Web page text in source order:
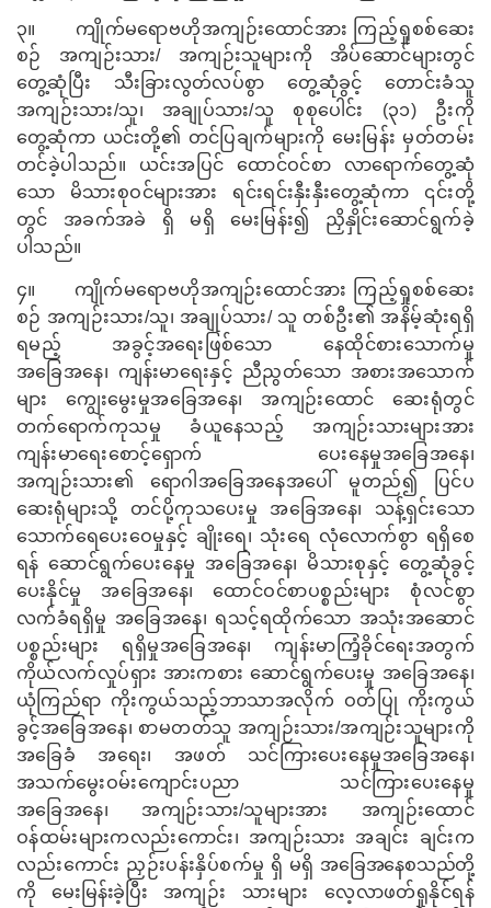
၃။
ကျိုက်မရောဗဟိုအကျဉ်းထောင်အား ကြည့်ရှုစစ်ဆေး
စဉ် အကျဉ်းသား/ အကျဉ်းသူများကို အိပ်ဆောင်များတွင်
တွေ့ဆုံ ပြီး သီးခြားလွတ်လပ်စွာ တွေ့ဆုံခွင့် တောင်းခံသူ
အကျဉ်းသား/သူ၊ အချုပ်သား/သူ စုစုပေါင်း (၃၁) ဦးကို
တွေ့ဆုံကာ ယင်းတို့၏ တင်ပြချက်များကို မေးမြန်း မှတ်တမ်း
တင်ခဲ့ပါသည်။ ယင်းအပြင် ထောင်ဝင်စာ လာရောက်တွေ့ဆုံ
သော မိသားစုဝင်များအား ရင်းရင်းနှီးနှီးတွေ့ဆုံကာ ၎င်းတို့
တွင် အခက်အခဲ ရှိ မရှိ မေးမြန်း၍ ညှိနှိုင်းဆောင်ရွက်ခဲ့
ပါသည်။
၄။
ကျိုက်မရောဗဟိုအကျဉ်းထောင်အား ကြည့်ရှုစစ်ဆေး
စဉ် အကျဉ်းသား/သူ၊ အချုပ်သား/ သူ တစ်ဦး၏ အနိမ့်ဆုံးရရှိ
ရမည့် အခွင့်အရေးဖြစ်သော နေထိုင်စားသောက်မှု
အခြေအနေ၊ ကျန်းမာရေးနှင့် ညီညွတ်သော အစားအသောက်
များ ကျွေးမွေးမှုအခြေအနေ၊ အကျဉ်းထောင် ဆေးရုံတွင်
တက်ရောက်ကုသမှု ခံယူနေသည့် အကျဉ်းသားများအား
ကျန်းမာရေးစောင့်ရှောက် ပေးနေမှုအခြေအနေ၊
အကျဉ်းသား၏ ရောဂါအခြေအနေအပေါ် မူတည်၍ ပြင်ပ
ဆေးရုံများသို့ တင်ပို့ကုသပေးမှု အခြေအနေ၊ သန့်ရှင်းသော
သောက်ရေပေးဝေမှုနှင့် ချိုးရေ၊ သုံးရေ လုံလောက်စွာ ရရှိစေ
ရန် ဆောင်ရွက်ပေးနေမှု အခြေအနေ၊ မိသားစုနှင့် တွေ့ဆုံခွင့်
ပေးနိုင်မှု အခြေအနေ၊ ထောင်ဝင်စာပစ္စည်းများ စုံလင်စွာ
လက်ခံရရှိမှု အခြေအနေ၊ ရသင့်ရထိုက်သော အသုံးအဆောင်
ပစ္စည်းများ ရရှိမှုအခြေအနေ၊ ကျန်းမာကြံ့ခိုင်ရေးအတွက်
ကိုယ်လက်လှုပ်ရှား အားကစား ဆောင်ရွက်ပေးမှု အခြေအနေ၊
ယုံကြည်ရာ ကိုးကွယ်သည့်ဘာသာအလိုက် ဝတ်ပြု ကိုးကွယ်
ခွင့်အခြေအနေ၊ စာမတတ်သူ အကျဉ်းသား/အကျဉ်းသူများကို
အခြေခံ အရေး၊ အဖတ် သင်ကြားပေးနေမှုအခြေအနေ၊
အသက်မွေးဝမ်းကျောင်းပညာ သင်ကြားပေးနေမှု
အခြေအနေ၊ အကျဉ်းသား/သူများအား အကျဉ်းထောင်
ဝန်ထမ်းများကလည်းကောင်း၊ အကျဉ်းသား အချင်း ချင်းက
လည်းကောင်း ညှဉ်းပန်းနှိပ်စက်မှု ရှိ မရှိ အခြေအနေစသည်တို့
ကို မေးမြန်းခဲ့ပြီး အကျဉ်း သားများ လေ့လာဖတ်ရှုနိုင်ရန်